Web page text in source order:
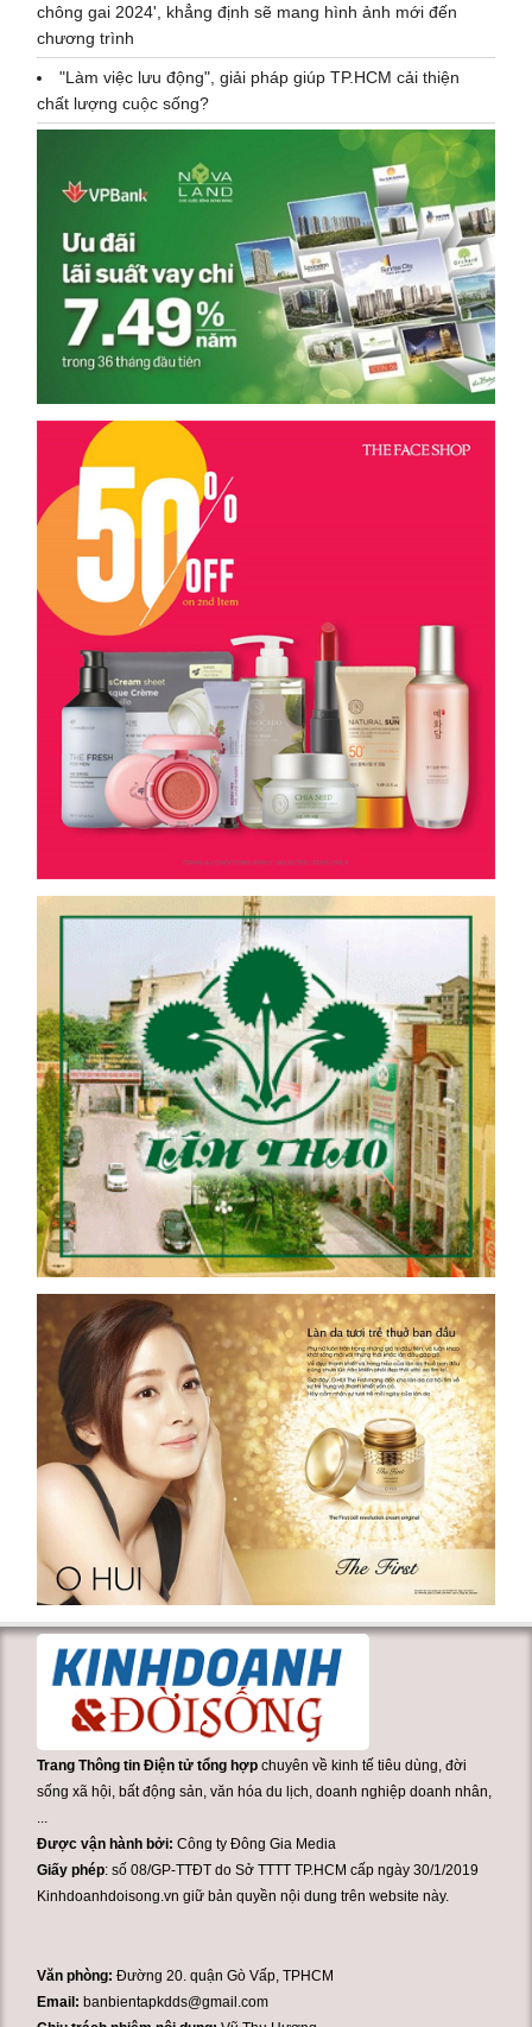
chông gai 2024', khẳng định sẽ mang hình ảnh mới đến
chương trình
"Làm việc lưu động", giải pháp giúp TP.HCM cải thiện
chất lượng cuộc sống?
Trang Thông tin Điện tử tổng hợp chuyên về kinh tế tiêu dùng, đời
sống xã hội, bất động sản, văn hóa du lịch, doanh nghiệp doanh nhân,
...
Được vận hành bởi:Công ty Đông Gia Media
Giấy phép: số 08/GP-TTĐT do Sở TTTT TP.HCM cấp ngày 30/1/2019
Kinhdoanhdoisong.vn giữ bản quyền nội dung trên website này.
Văn phòng:Đường 20. quận Gò Vấp, TPHCM
Email: banbientapkdds@gmail.com